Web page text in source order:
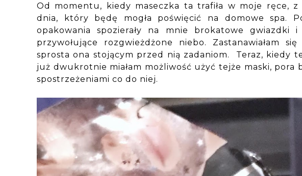
Od momentu, kiedy maseczka ta trafiła w moje ręce, z
dnia, który będę mogła poświęcić na domowe spa.
opakowania spozierały na mnie brokatowe gwiazdki i
przywołujące rozgwieżdżone niebo. Zastanawiałam
sprosta ona stojącym przed nią zadaniom. Teraz, kiedy
już dwukrotnie miałam możliwość użyć tejże maski, pora
spostrzeżeniami co do niej.